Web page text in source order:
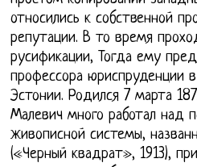
относились к собственной
репутации. В то время
русификации, Тогда ему
профессора юриспруденции
Эстонии. Родился 7 марта
Малевич много работал над
живописной системы,
(«Черный квадрат», 1913),